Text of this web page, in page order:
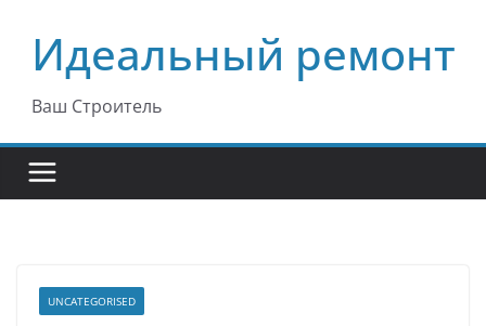
содержимому
Идеальный ремонт
Ваш Строитель
UNCATEGORISED